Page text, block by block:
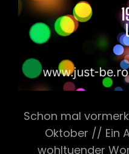
Schon mal
Oktober // Ein
wohltuender